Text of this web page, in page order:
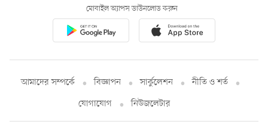
মোবাইল অ্যাপস ডাউনলোড করুন
আমাদের সম্পর্কে বিজ্ঞাপন সার্কুলেশন
নীতি ও শর্ত
যোগাযোগ
নিউজলেটার